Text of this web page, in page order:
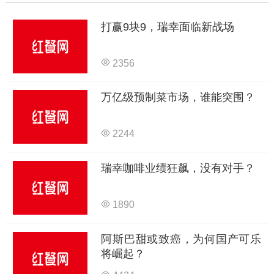
打赢9块9，瑞幸面临新战场
2356
万亿级预制菜市场，谁能突围？
2244
瑞幸咖啡业绩狂飙，没有对手？
1890
阿斯巴甜或致癌，为何国产可乐
将崛起？